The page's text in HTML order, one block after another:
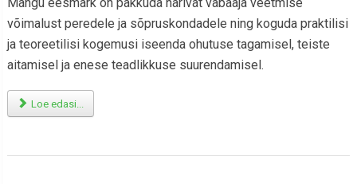
Mängu eesmärk on pakkuda harivat vabaaja veetmise
võimalust peredele ja sõpruskondadele ning koguda praktilisi
ja teoreetilisi kogemusi iseenda ohutuse tagamisel, teiste
aitamisel ja enese teadlikkuse suurendamisel.
Loe edasi...